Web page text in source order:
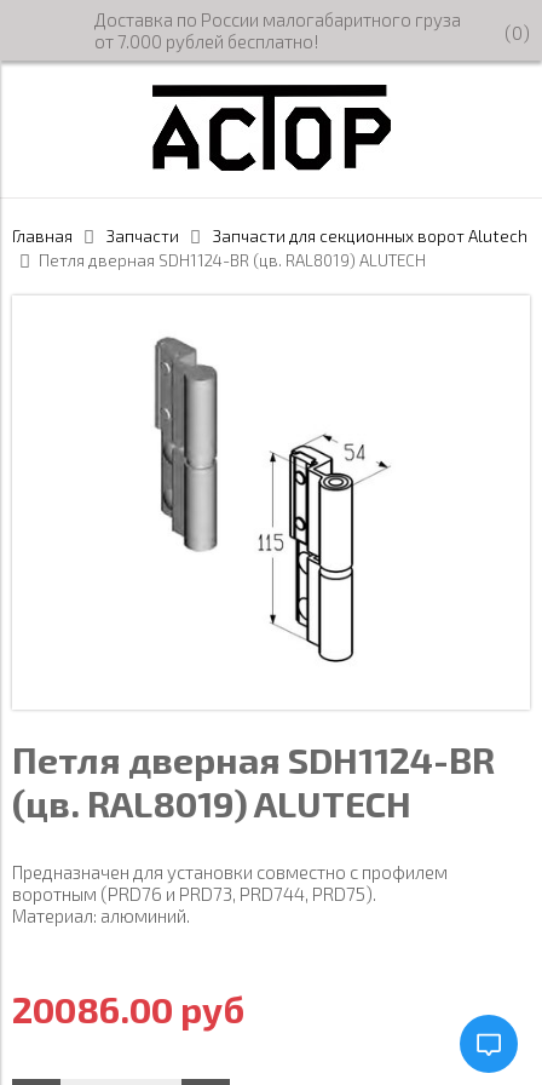
Доставка по России малогабаритного груза
от 7.000 рублей бесплатно!
(0)
Главная Запчасти
Запчасти для секционных ворот Alutech
Петля дверная SDH1124-BR (цв. RAL8019) ALUTECH
Петля дверная SDH1124-BR
(цв. RAL8019) ALUTECH
Предназначен для установки совместно с профилем
воротным (PRD76 и PRD73, PRD744, PRD75).
Материал: алюминий.
20086.00 руб